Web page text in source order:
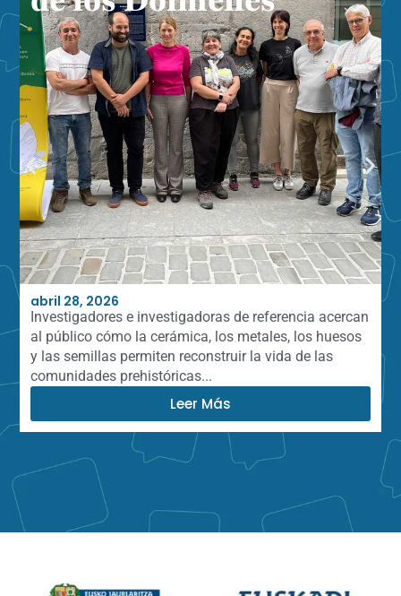
abril 28, 2026
Investigadores e investigadoras de referencia acercan
al público cómo la cerámica, los metales, los huesos
y las semillas permiten reconstruir la vida de las
comunidades prehistóricas...
Leer Más